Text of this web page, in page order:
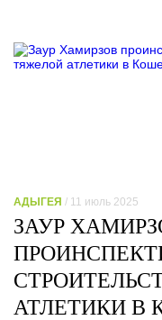
АДЫГЕЯ / 11 июль 2025
ЗАУР
АТЛЕТИКИ В